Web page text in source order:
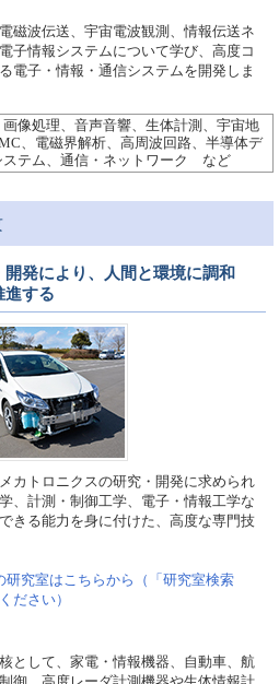
磁波伝送、宇宙電波観測、情報伝送ネ
子情報システムについて学び、高度コ
電子・情報・通信システムを開発しま
像処理、音声音響、生体計測、宇宙地
、電磁界解析、高周波回路、半導体デ
ステム、通信・ネットワーク など
発により、人間と環境に調和
進する
カトロニクスの研究・開発に求められ
、計測・制御工学、電子・情報工学な
きる能力を身に付けた、高度な専門技
研究室はこちらから（「研究室検索
ださい）
として、家電・情報機器、自動車、航